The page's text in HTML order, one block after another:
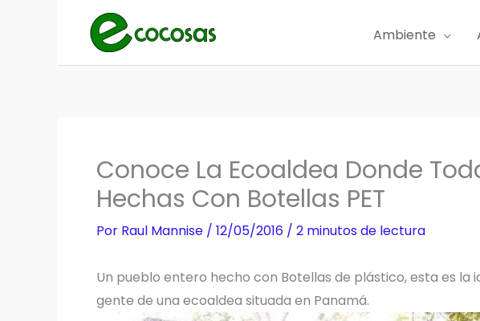
Ambiente
Conoce La Ecoaldea Donde
Hechas Con Botellas PET
Por Raul Mannise / 12/05/2016 / 2 minutos de lectura
Un pueblo entero hecho con Botellas de plástico, esta es la
gente de una ecoaldea situada en Panamá.